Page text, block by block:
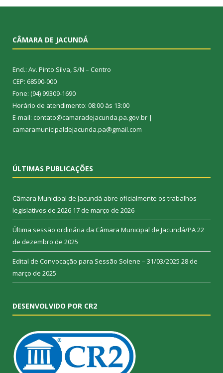
CÂMARA DE JACUNDÁ
End.: Av. Pinto Silva, S/N – Centro
CEP: 68590-000
Fone: (94) 99309-1690
Horário de atendimento: 08:00 às 13:00
E-mail: contato@camaradejacunda.pa.gov.br |
camaramunicipaldejacunda.pa@gmail.com
ÚLTIMAS PUBLICAÇÕES
Câmara Municipal de Jacundá abre oficialmente os trabalhos
legislativos de 2026 17 de março de 2026
Última sessão ordinária da Câmara Municipal de Jacundá/PA22
de dezembro de 2025
Edital de Convocação para Sessão Solene – 31/03/2025 28 de
março de 2025
DESENVOLVIDO POR CR2